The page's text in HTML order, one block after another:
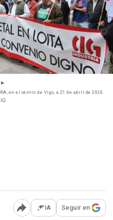
en el centro de Vigo, a 21 de abril de 2026.
Abrir opciones para
IA Seguir en